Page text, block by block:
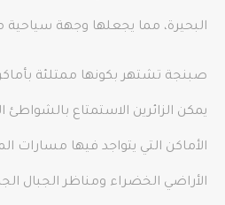
البحيرة، مما يجعلها وجهة سياحية
صبنجة تشتهر بكونها ممتلئة
يمكن الزائرين الاستمتاع
الأماكن التي يتواجد فيها
الأراضي الخضراء ومناظر الجبال